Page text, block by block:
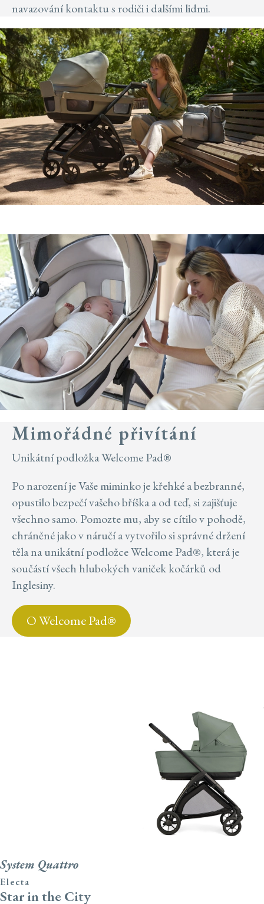
navazování kontaktu s rodiči i dalšími lidmi.
Mimořádné přivítání
Unikátní podložka Welcome Pad®
Po narození je Vaše miminko je křehké a bezbranné,
opustilo bezpečí vašeho bříška a od teď, si zajišťuje
všechno samo. Pomozte mu, aby se cítilo v pohodě,
chráněné jako v náručí a vytvořilo si správné držení
těla na unikátní podložce Welcome Pad®, která je
součástí všech hlubokých vaniček kočárků od
Inglesiny.
O Welcome Pad®
System Quattro
Electa
Star in the City